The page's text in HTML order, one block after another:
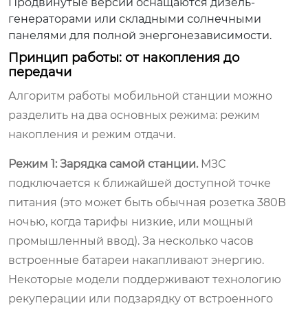
генераторами или складными солнечными
панелями для полной энергонезависимости.
Принцип работы: от накопления до
передачи
Алгоритм работы мобильной станции можно
разделить на два основных режима: режим
накопления и режим отдачи.
Режим 1: Зарядка самой станции. МЗС
подключается к ближайшей доступной точке
питания (это может быть обычная розетка 380В
ночью, когда тарифы низкие, или мощный
промышленный ввод). За несколько часов
встроенные батареи накапливают энергию.
Некоторые модели поддерживают технологию
рекуперации или подзарядку от встроенного